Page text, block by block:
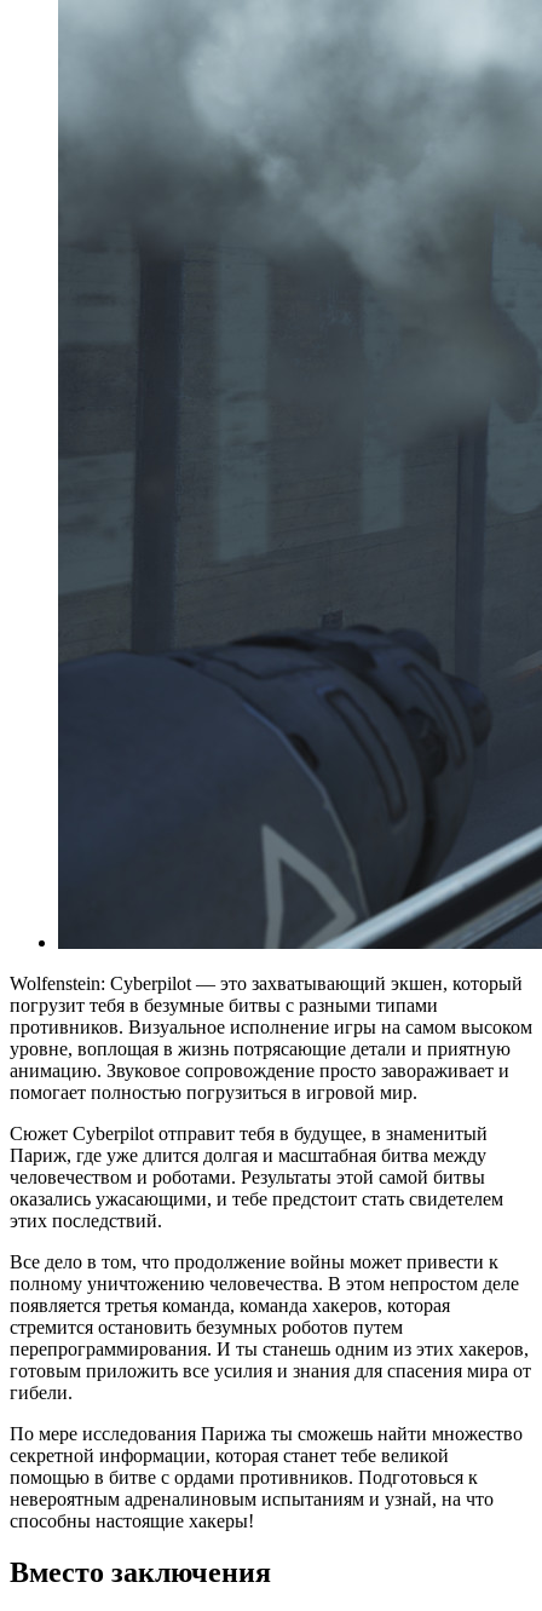
Wolfenstein: Cyberpilot — это захватывающий экшен, который
погрузит тебя в безумные битвы с разными типами
противников. Визуальное исполнение игры на самом высоком
уровне, воплощая в жизнь потрясающие детали и приятную
анимацию. Звуковое сопровождение просто завораживает и
помогает полностью погрузиться в игровой мир.
Сюжет Cyberpilot отправит тебя в будущее, в знаменитый
Париж, где уже длится долгая и масштабная битва между
человечеством и роботами. Результаты этой самой битвы
оказались ужасающими, и тебе предстоит стать свидетелем
этих последствий.
Все дело в том, что продолжение войны может привести к
полному уничтожению человечества. В этом непростом деле
появляется третья команда, команда хакеров, которая
стремится остановить безумных роботов путем
перепрограммирования. И ты станешь одним из этих хакеров,
готовым приложить все усилия и знания для спасения мира от
гибели.
По мере исследования Парижа ты сможешь найти множество
секретной информации, которая станет тебе великой
помощью в битве с ордами противников. Подготовься к
невероятным адреналиновым испытаниям и узнай, на что
способны настоящие хакеры!
Вместо заключения